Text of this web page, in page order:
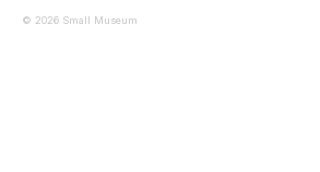
© 2026 Small Museum